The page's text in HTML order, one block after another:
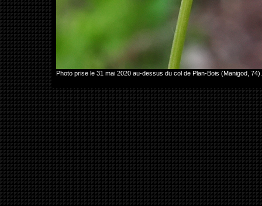
Photo prise le 31 mai 2020 au-dessus du col de Plan-Bois (Manigod,